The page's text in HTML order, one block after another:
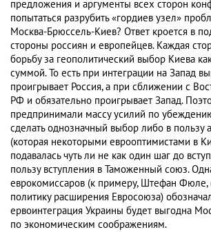
предложения и аргументы всех сторон
попытаться разрубить «гордиев узел»
Москва-Брюссель-Киев? Ответ кроется в
стороны россиян и европейцев. Каждая
борьбу за геополитический выбор Киева
суммой. То есть при интеграции на Запад
проигрывает Россия, а при сближении с
РФ и обязательно проигрывает Запад.
предпринимали массу усилий по
сделать однозначный выбор либо в пользу
(которая некоторыми еврооптимистами в
подавалась чуть ли не как один шаг до
пользу вступления в Таможенный союз.
еврокомиссаров (к примеру, Штефан Фюле,
политику расширения Евросоюза)
ервоинтеграция Украины будет выгодна
по экономическим соображениям.